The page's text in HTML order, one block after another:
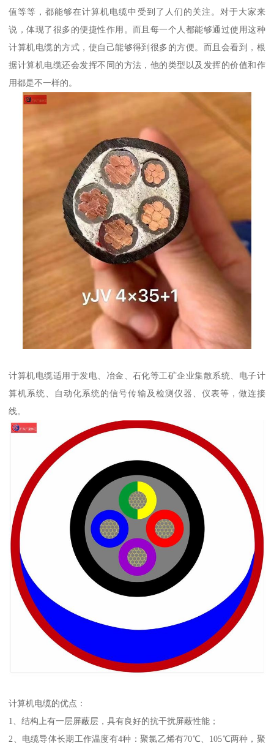
值等等，都能够在计算机电缆中受到了人们的关注。对于大家来
说，体现了很多的便捷性作用。而且每一个人都能够通过使用这种
计算机电缆的方式，使自己能够得到很多的方便。而且会看到，根
据计算机电缆还会发挥不同的方法，他的类型以及发挥的价值和作
用都是不一样的。
计算机电缆适用于发电、冶金、石化等工矿企业集散系统、电子计
算机系统、自动化系统的信号传输及检测仪器、仪表等，做连接
线。
计算机电缆的优点：
1、结构上有一层屏蔽层，具有良好的抗干扰屏蔽性能；
2、电缆导体长期工作温度有4种：聚氯乙烯有70℃、105℃两种，聚